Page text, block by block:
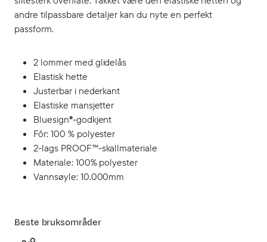
andre tilpassbare detaljer kan du nyte en perfekt
passform.
2 lommer med glidelås
Elastisk hette
Justerbar i nederkant
Elastiske mansjetter
Bluesign®-godkjent
Fôr: 100 % polyester
2-lags PROOF™-skallmateriale
Materiale: 100% polyester
Vannsøyle: 10.000mm
Beste bruksområder